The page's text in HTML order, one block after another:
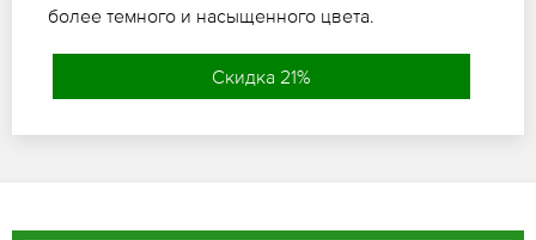
более темного и насыщенного цвета.
Скидка 21%